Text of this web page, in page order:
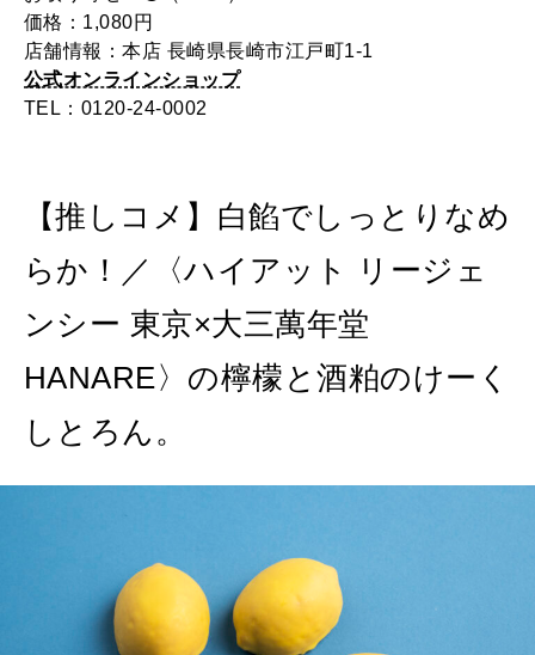
価格：1,080円
店舗情報：本店 長崎県長崎市江戸町1-1
公式オンラインショップ
TEL：0120-24-0002
【推しコメ】白餡でしっとりなめ
らか！／〈ハイアット リージェ
ンシー 東京×大三萬年堂
HANARE〉の檸檬と酒粕のけーく
しとろん。